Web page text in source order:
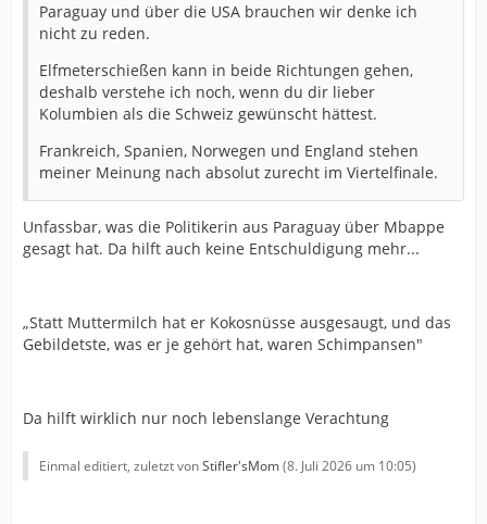
Paraguay und über die USA brauchen wir denke ich
nicht zu reden.
Elfmeterschießen kann in beide Richtungen gehen,
deshalb verstehe ich noch, wenn du dir lieber
Kolumbien als die Schweiz gewünscht hättest.
Frankreich, Spanien, Norwegen und England stehen
meiner Meinung nach absolut zurecht im Viertelfinale.
Unfassbar, was die Politikerin aus Paraguay über Mbappe
gesagt hat. Da hilft auch keine Entschuldigung mehr...
„Statt Muttermilch hat er Kokosnüsse ausgesaugt, und das
Gebildetste, was er je gehört hat, waren Schimpansen"
Da hilft wirklich nur noch lebenslange Verachtung
Einmal editiert, zuletzt vonStifler'sMom(8. Juli 2026 um 10:05)